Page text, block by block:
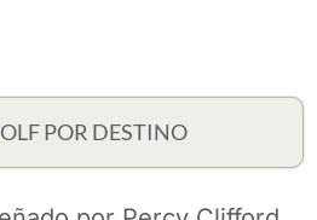
POR DESTINO